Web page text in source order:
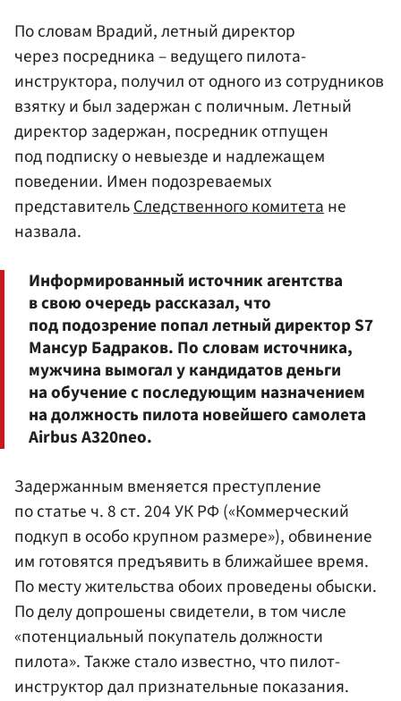
По словам Врадий, летный директор
через посредника – ведущего пилота-
инструктора, получил от одного из сотрудников
взятку и был задержан с поличным. Летный
директор задержан, посредник отпущен
под подписку о невыезде и надлежащем
поведении. Имен подозреваемых
представительСледственного комитетане
назвала.
Информированный источник агентства
в свою очередь рассказал, что
под подозрение попал летный директор S7
Мансур Бадраков. По словам источника,
мужчина вымогал у кандидатов деньги
на обучение с последующим назначением
на должность пилота новейшего самолета
Airbus А320neo.
Задержанным вменяется преступление
по статье ч. 8 ст. 204 УК РФ («Коммерческий
подкуп в особо крупном размере»), обвинение
им готовятся предъявить в ближайшее время.
По месту жительства обоих проведены обыски.
По делу допрошены свидетели, в том числе
«потенциальный покупатель должности
пилота». Также стало известно, что пилот-
инструктор дал признательные показания.